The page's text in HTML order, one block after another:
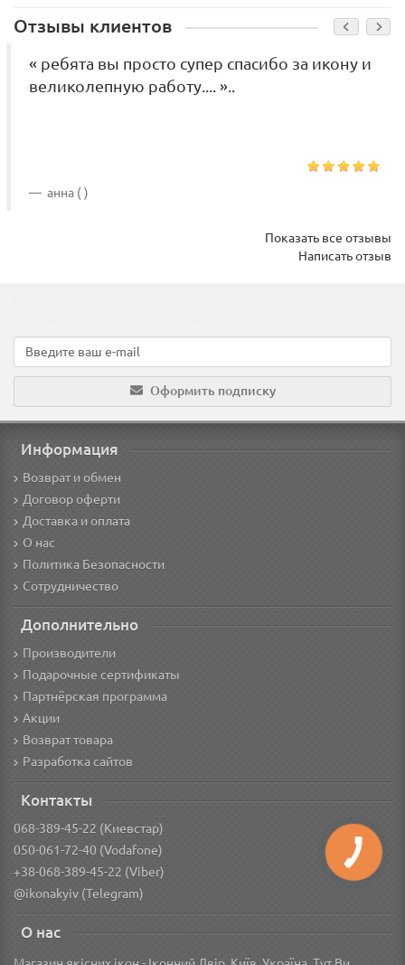
Отзывы клиентов
« ребята вы просто супер спасибо за икону и
великолепную работу.... »..
анна ( )
Показать все отзывы
Написать отзыв
Оформить подписку
Информация
Возврат и обмен
Договор оферти
Доставка и оплата
О нас
Политика Безопасности
Сотрудничество
Дополнительно
Производители
Подарочные сертификаты
Партнёрская программа
Акции
Возврат товара
Разработка сайтов
Контакты
068-389-45-22 (Киевстар)
050-061-72-40 (Vodafone)
+38-068-389-45-22 (Viber)
@ikonakyiv (Telegram)
О нас